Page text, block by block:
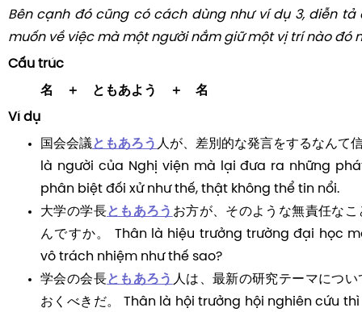
Bên cạnh đó cũng có cách dùng như ví dụ 3, diễn tả
muốn về việc mà một người nắm giữ một vị trí nào đó
Cấu trúc
名 ＋ ともあよう ＋ 名
Ví dụ
国会会議ともあろう 人が、差別的な発言をするなんて
là người của Nghị viện mà lại đưa ra những
phân biệt đối xử như thế, thật không thể tin nổi.
大学の学長ともあろう お方が、そのような無責任な
んですか。 Thân là hiệu trưởng trường đại học
vô trách nhiệm như thế sao?
学会の会長ともあろう 人は、最新の研究テーマにつ
おくべきだ。 Thân là hội trưởng hội nghiên cứu